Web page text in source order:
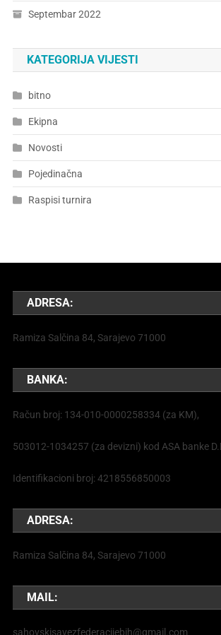
Septembar 2022
KATEGORIJA VIJESTI
bitno
Ekipna
Novosti
Pojedinačna
Raspisi turnira
ADRESA:
Ramiza Salčina 84, Sarajevo 71000
BANKA:
Račun broj: 134-010-0000258334 (za KM),
503012-1034257 (za devizni) kod ASA banke
Identifikacioni broj: 4218556850003
ADRESA:
Ramiza Salčina 84, Sarajevo 71000
MAIL:
sahovskisavezfederacijebih@gmail.com